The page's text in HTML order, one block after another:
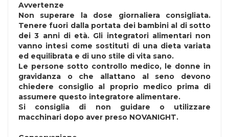
Avvertenze
Non superare la dose giornaliera consigliata.
Tenere fuori dalla portata dei bambini al di sotto
dei 3 anni di età. Gli integratori alimentari non
vanno intesi come sostituti di una dieta variata
ed equilibrata e di uno stile di vita sano.
Le persone sotto controllo medico, le donne in
gravidanza o che allattano al seno devono
chiedere consiglio al proprio medico prima di
assumere questo integratore alimentare.
Si consiglia di non guidare o utilizzare
macchinari dopo aver preso NOVANIGHT.